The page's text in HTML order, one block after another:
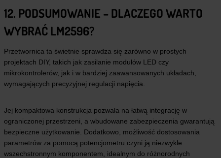
12. PODSUMOWANIE – DLACZEGO WARTO
WYBRAĆ LM2596?
Przetwornica ta świetnie sprawdza się zarówno w prostych
projektach DIY, takich jak zasilanie modułów LED czy
mikrokontrolerów, jak i w bardziej zaawansowanych układach,
wymagających precyzyjnej regulacji napięcia.
Jej kompaktowa konstrukcja pozwala na łatwą integrację w
ograniczonej przestrzeni, a wbudowane zabezpieczenia gwarantują
bezpieczne użytkowanie. Dodatkowo, możliwość dostosowania
parametrów za pomocą potencjometru czyni ją niezwykle
wszechstronnym komponentem, idealnym do różnorodnych